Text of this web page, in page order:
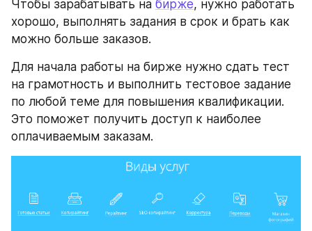
Чтобы зарабатывать на бирже, нужно работать
хорошо, выполнять задания в срок и брать как
можно больше заказов.
Для начала работы на бирже нужно сдать тест
на грамотность и выполнить тестовое задание
по любой теме для повышения квалификации.
Это поможет получить доступ к наиболее
оплачиваемым заказам.